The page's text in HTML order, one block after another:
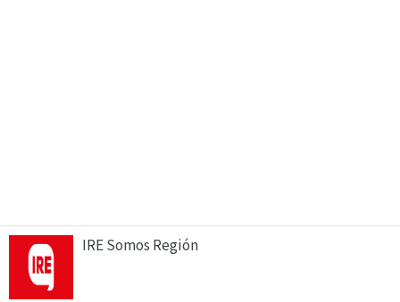
IRE Somos Región